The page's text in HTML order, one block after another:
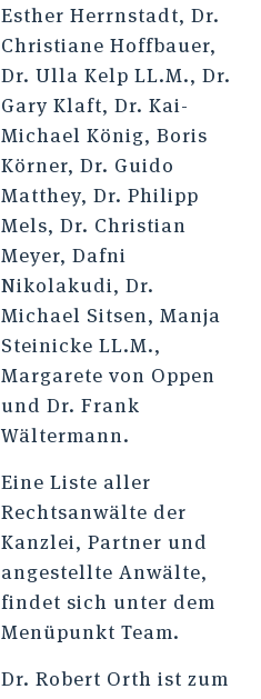
Esther Herrnstadt, Dr.
Christiane Hoffbauer,
Dr. Ulla Kelp LL.M., Dr.
Gary Klaft, Dr. Kai-
Michael König, Boris
Körner, Dr. Guido
Matthey, Dr. Philipp
Mels, Dr. Christian
Meyer, Dafni
Nikolakudi, Dr.
Michael Sitsen, Manja
Steinicke LL.M.,
Margarete von Oppen
und Dr. Frank
Wältermann.
Eine Liste aller
Rechtsanwälte der
Kanzlei, Partner und
angestellte Anwälte,
findet sich unter dem
MenüpunktTeam.
Dr. Robert Orth ist zum